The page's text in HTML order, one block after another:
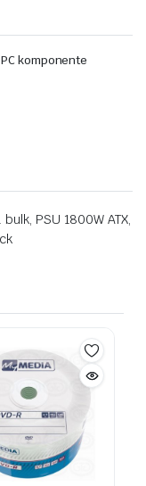
PC komponente
PSU 1800W ATX,